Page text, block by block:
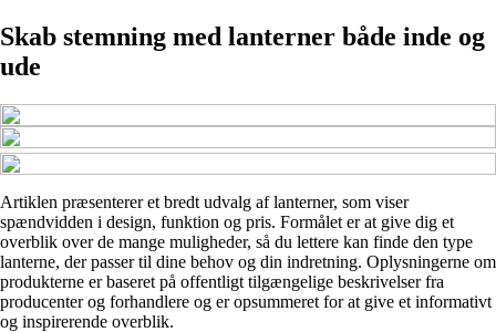
Skab stemning med lanterner både inde og
ude
Artiklen præsenterer et bredt udvalg af lanterner, som viser
spændvidden i design, funktion og pris. Formålet er at give dig et
overblik over de mange muligheder, så du lettere kan finde den type
lanterne, der passer til dine behov og din indretning. Oplysningerne om
produkterne er baseret på offentligt tilgængelige beskrivelser fra
producenter og forhandlere og er opsummeret for at give et informativt
og inspirerende overblik.